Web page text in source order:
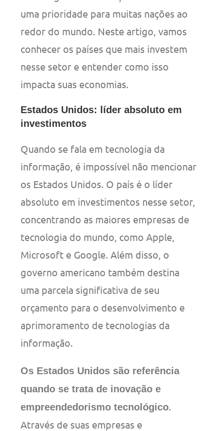
uma prioridade para muitas nações ao
redor do mundo. Neste artigo, vamos
conhecer os países que mais investem
nesse setor e entender como isso
impacta suas economias.
Estados Unidos: líder absoluto em
investimentos
Quando se fala em tecnologia da
informação, é impossível não mencionar
os Estados Unidos. O país é o líder
absoluto em investimentos nesse setor,
concentrando as maiores empresas de
tecnologia do mundo, como Apple,
Microsoft e Google. Além disso, o
governo americano também destina
uma parcela significativa de seu
orçamento para o desenvolvimento e
aprimoramento de tecnologias da
informação.
Os Estados Unidos são referência
quando se trata de inovação e
empreendedorismo tecnológico.
Através de suas empresas e